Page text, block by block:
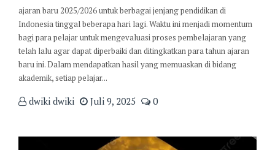
ajaran baru 2025/2026 untuk berbagai jenjang pendidikan di
Indonesia tinggal beberapa hari lagi. Waktu ini menjadi momentum
bagi para pelajar untuk mengevaluasi proses pembelajaran yang
telah lalu agar dapat diperbaiki dan ditingkatkan para tahun ajaran
baru ini. Dalam mendapatkan hasil yang memuaskan di bidang
akademik, setiap pelajar...
dwiki dwiki Juli 9, 2025 0